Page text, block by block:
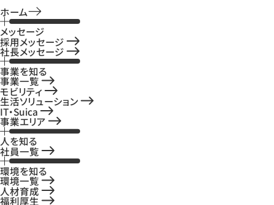
ホーム
メッセージ
採用メッセージ
社長メッセージ
事業を知る
事業一覧
モビリティ
生活ソリューション
IT・Suica
事業エリア
人を知る
社員一覧
環境を知る
環境一覧
人材育成
福利厚生